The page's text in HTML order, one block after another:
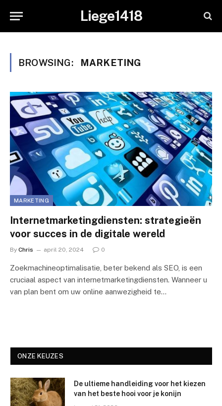
Liege1418
BROWSING: MARKETING
MARKETING
Internetmarketingdiensten: strategieën
voor succes in de digitale wereld
By Chris april 20, 2024 0
Zoekmachineoptimalisatie, beter bekend als SEO, is een
cruciaal aspect van internetmarketingdiensten. Wanneer u
van plan bent om uw online aanwezigheid te…
ONZE KEUZES
De ultieme handleiding voor het kiezen
van het beste hooi voor je konijn